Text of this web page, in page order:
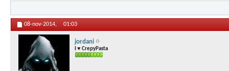
08-nov-2014, 01:03
jordani
I ♥ CrepyPasta